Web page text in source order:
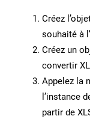
Créez
souhaité à
Créez un
convertir
Appelez la
l’instance
partir de